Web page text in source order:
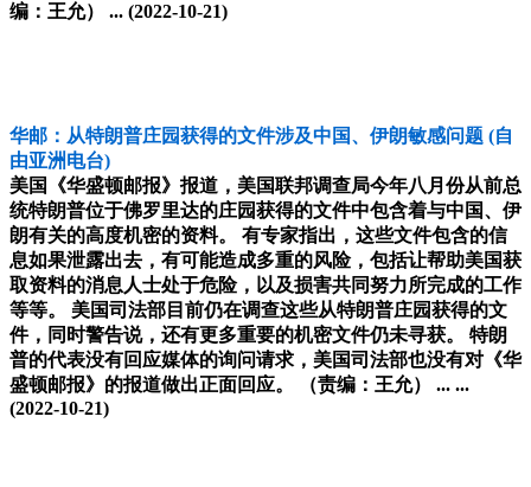
编：王允） ... (2022-10-21)
华邮：从特朗普庄园获得的文件涉及中国、伊朗敏感问题 (自
由亚洲电台)
美国《华盛顿邮报》报道，美国联邦调查局今年八月份从前总
统特朗普位于佛罗里达的庄园获得的文件中包含着与中国、伊
朗有关的高度机密的资料。 有专家指出，这些文件包含的信
息如果泄露出去，有可能造成多重的风险，包括让帮助美国获
取资料的消息人士处于危险，以及损害共同努力所完成的工作
等等。 美国司法部目前仍在调查这些从特朗普庄园获得的文
件，同时警告说，还有更多重要的机密文件仍未寻获。 特朗
普的代表没有回应媒体的询问请求，美国司法部也没有对《华
盛顿邮报》的报道做出正面回应。 （责编：王允） ... ...
(2022-10-21)